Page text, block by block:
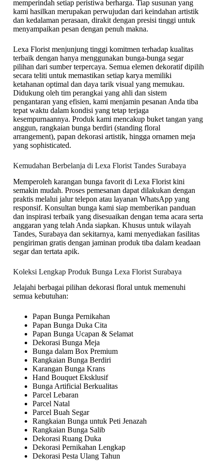
memperindah setiap peristiwa berharga. Tiap susunan yang
kami hasilkan merupakan perwujudan dari keindahan artistik
dan kedalaman perasaan, dirakit dengan presisi tinggi untuk
menyampaikan pesan dengan penuh makna.
Lexa Florist menjunjung tinggi komitmen terhadap kualitas
terbaik dengan hanya menggunakan bunga-bunga segar
pilihan dari sumber terpercaya. Semua elemen dekoratif dipilih
secara teliti untuk memastikan setiap karya memiliki
ketahanan optimal dan daya tarik visual yang memukau.
Didukung oleh tim perangkai yang ahli dan sistem
pengantaran yang efisien, kami menjamin pesanan Anda tiba
tepat waktu dalam kondisi yang tetap terjaga
kesempurnaannya. Produk kami mencakup buket tangan yang
anggun, rangkaian bunga berdiri (standing floral
arrangement), papan dekorasi artistik, hingga ornamen meja
yang sophisticated.
Kemudahan Berbelanja di Lexa Florist Tandes Surabaya
Memperoleh karangan bunga favorit di Lexa Florist kini
semakin mudah. Proses pemesanan dapat dilakukan dengan
praktis melalui jalur telepon atau layanan WhatsApp yang
responsif. Konsultan bunga kami siap memberikan panduan
dan inspirasi terbaik yang disesuaikan dengan tema acara serta
anggaran yang telah Anda siapkan. Khusus untuk wilayah
Tandes, Surabaya dan sekitarnya, kami menyediakan fasilitas
pengiriman gratis dengan jaminan produk tiba dalam keadaan
segar dan tertata apik.
Koleksi Lengkap Produk Bunga Lexa Florist Surabaya
Jelajahi berbagai pilihan dekorasi floral untuk memenuhi
semua kebutuhan:
Papan Bunga Pernikahan
Papan Bunga Duka Cita
Papan Bunga Ucapan & Selamat
Dekorasi Bunga Meja
Bunga dalam Box Premium
Rangkaian Bunga Berdiri
Karangan Bunga Krans
Hand Bouquet Eksklusif
Bunga Artificial Berkualitas
Parcel Lebaran
Parcel Natal
Parcel Buah Segar
Rangkaian Bunga untuk Peti Jenazah
Rangkaian Bunga Salib
Dekorasi Ruang Duka
Dekorasi Pernikahan Lengkap
Dekorasi Pesta Ulang Tahun